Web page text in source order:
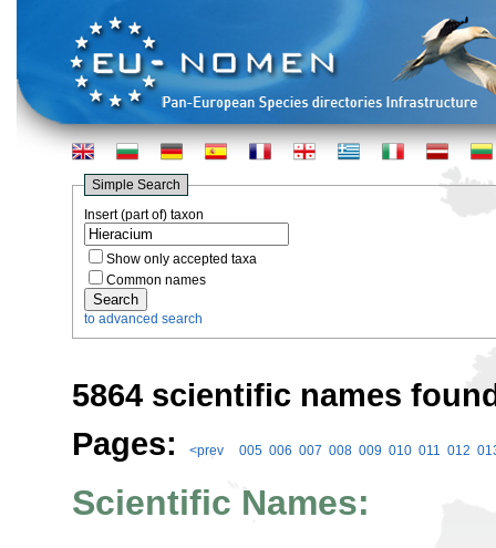
Simple Search
Insert (part of) taxon
Show only accepted taxa
Common names
to advanced search
5864 scientific names
Pages:
<prev 005 006 007 008 009 010 011 012
Scientific Names: